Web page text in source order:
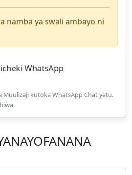
namba ya swali ambayo ni
WhatsApp
Muulizaji kutoka WhatsApp Chat yetu.